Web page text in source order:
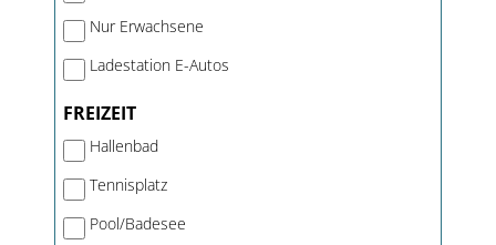
Nur Erwachsene
Ladestation E-Autos
FREIZEIT
Hallenbad
Tennisplatz
Pool/Badesee